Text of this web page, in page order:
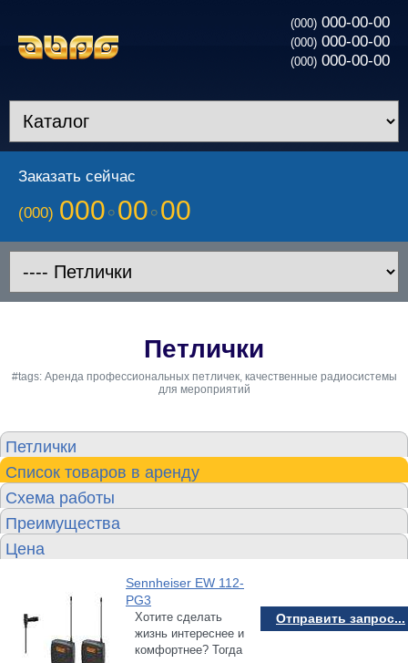
(000) 000-00-00
(000) 000-00-00
(000) 000-00-00
Заказать сейчас
(000) 000 00 00
Петлички
#tags: Аренда профессиональных петличек, качественные радиосистемы
для мероприятий
Петлички
Список товаров в аренду
Схема работы
Преимущества
Цена
Sennheiser EW 112-
PG3
Хотите сделать
жизнь интереснее и
комфортнее? Тогда
Отправить запрос...